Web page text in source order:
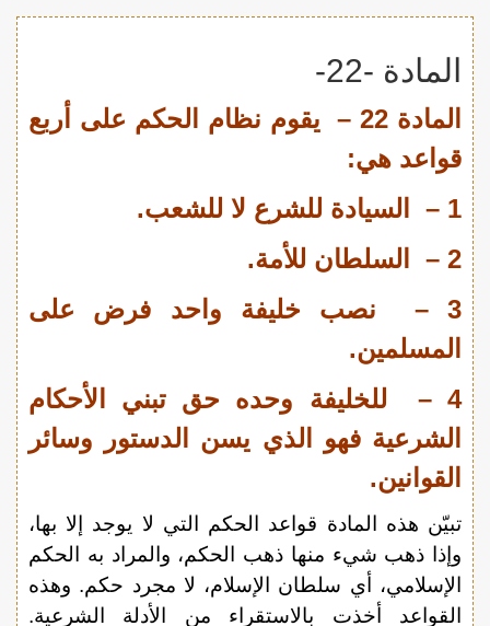
المادة -22-
المادة 22 – يقوم نظام الحكم على أربع
قواعد هي:
1 – السيادة للشرع لا للشعب.
2 – السلطان للأمة.
3 – نصب خليفة واحد فرض على
المسلمين.
4 – للخليفة وحده حق تبني الأحكام
الشرعية فهو الذي يسن الدستور وسائر
القوانين.
تبيّن هذه المادة قواعد الحكم التي لا يوجد إلا بها،
وإذا ذهب شيء منها ذهب الحكم، والمراد به الحكم
الإسلامي، أي سلطان الإسلام، لا مجرد حكم. وهذه
القواعد أخذت بالاستقراء من الأدلة الشرعية.